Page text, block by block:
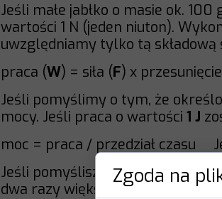
Jeśli małe jabłko o masie ok.
wartości 1 N (jeden niuton).
uwzględniamy tylko tą składową
praca (W) = siła (F) x
Jeśli pomyślimy o tym, że
mocy. Jeśli praca o wartości 1 J
moc = praca / przedział czasu
Jeśli pomyślisz o samochodach
dwa razy większa, to samochód
Zgoda na